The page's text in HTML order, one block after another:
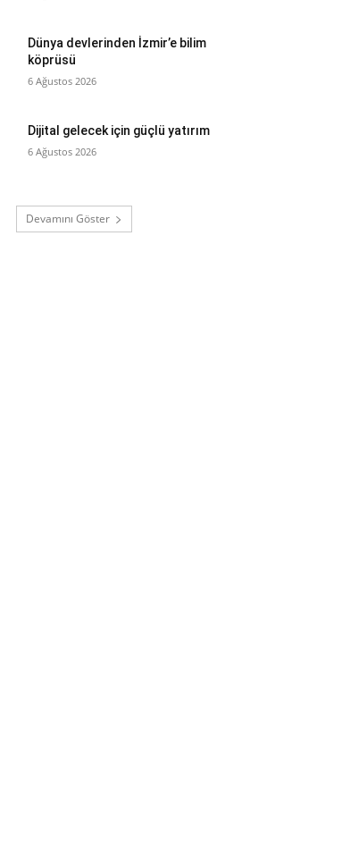
Dünya devlerinden İzmir’e bilim
köprüsü
6 Ağustos 2026
Dijital gelecek için güçlü yatırım
6 Ağustos 2026
Devamını Göster